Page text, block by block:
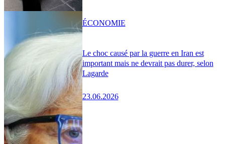
Le choc causé par la guerre en Iran est
important mais ne devrait pas durer, selon
Lagarde
23.06.2026
ÉCONOMIE